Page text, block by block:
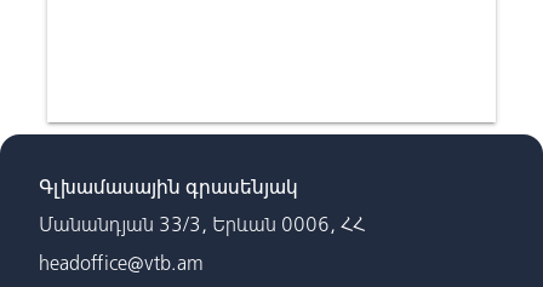
Գլխամասային գրասենյակ
Մանանդյան 33/3, Երևան 0006, ՀՀ
headoffice@vtb.am